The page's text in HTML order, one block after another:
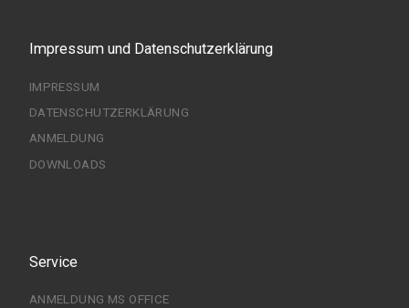
Impressum und Datenschutzerklärung
IMPRESSUM
DATENSCHUTZERKLÄRUNG
ANMELDUNG
DOWNLOADS
Service
ANMELDUNG MS OFFICE